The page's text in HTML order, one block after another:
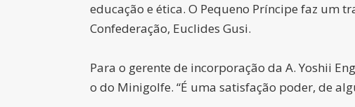
educação e ética. O Pequeno Príncipe faz um
Confederação, Euclides Gusi.
Para o gerente de incorporação da A. Yoshii
o do Minigolfe. “É uma satisfação poder, de